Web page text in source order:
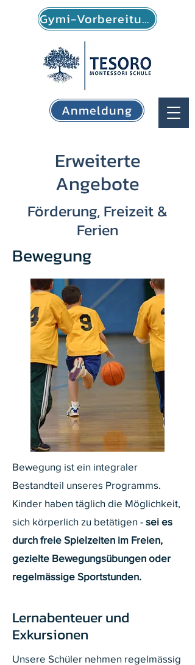
Anmeldung
Gymi-Vorbereitung
Erweiterte
Angebote
Förderung, Freizeit &
Ferien
Bewegung
Bewegung ist ein integraler
Bestandteil unseres Programms.
Kinder haben täglich die Möglichkeit,
sich körperlich zu betätigen - sei es
durch freie Spielzeiten im Freien,
gezielte Bewegungsübungen oder
regelmässige Sportstunden.
Lernabenteuer und
Exkursionen
Unsere Schüler nehmen regelmässig